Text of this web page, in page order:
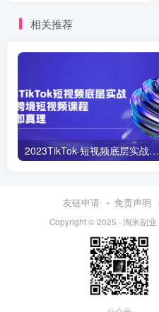
相关推荐
2023TikTok-短视频底层实战，海外跨境短视频课程
友链申请 免责声明
Copyright © 2025 · 淘米副业